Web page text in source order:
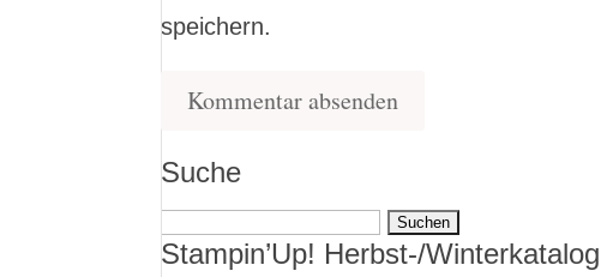
speichern.
Suche
Suchen
nach:
Stampin’Up! Herbst-/Winterkatalog